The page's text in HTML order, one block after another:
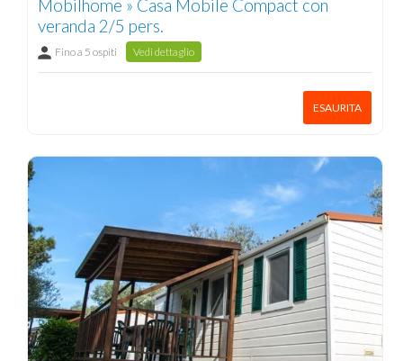
Mobilhome » Casa Mobile Compact con
veranda 2/5 pers.
Fino a 5 ospiti Vedi dettaglio
ESAURITA